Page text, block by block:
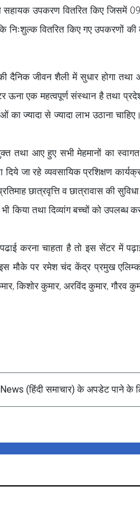
उपकरण वितरित किए जिसमें
निःशुल्क वितरित किए गए उपकरणों
दैनिक जीवन शैली में सुधार होगा
एक महत्वपूर्ण संस्थान है तथा
का ज्यादा से ज्यादा लाभ उठाना
आए हुए सभी मेहमानों का स्वागत
जा रहे व्यवसायिक प्रशिक्षण
छात्रवृत्ति व छात्रावास की
किया तथा दिव्यांग बच्चों को उपलब्ध
पढाई करना चाहता है तो इस सेंटर में
मौके पर रमेश चंद केंद्र प्रमुख
किशोर कुमार, अरविंद कुमार, गौरव
(हिंदी समाचार) के अपडेट पाने के